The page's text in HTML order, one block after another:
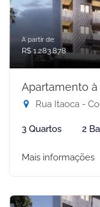
A partir de:
R$ 1.283.878
Apartamento à
Rua Itaoca -
3 Quartos 2
Mais informações